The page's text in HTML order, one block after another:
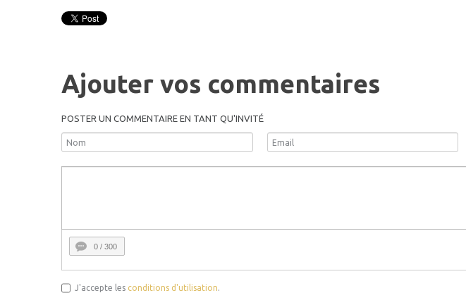
Ajouter vos commentaires
POSTER UN COMMENTAIRE EN TANT QU'INVITÉ
0 / 300
J'accepte les conditions d'utilisation.